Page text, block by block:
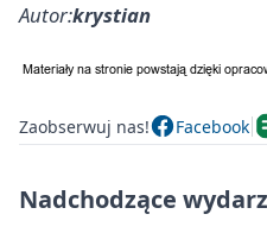
Autor:krystian
Zaobserwuj nas! Facebook
Nadchodzące